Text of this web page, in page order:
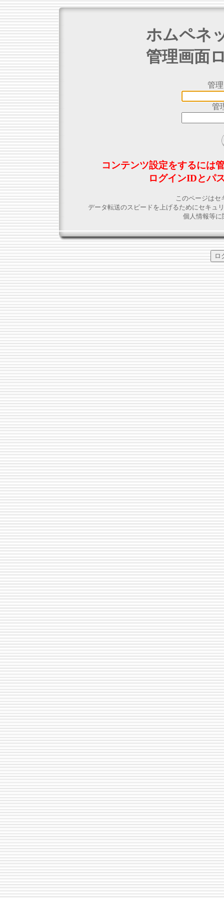
ホムペネ
管理画面
管
管
コンテンツ設定をするには
ログインIDとパ
このページはセ
データ転送のスピードを上げるためにセキュ
個人情報等に